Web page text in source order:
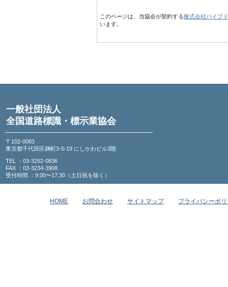
このページは、当協会が契約する株式会社パイプ
います。
一般社団法人
全国道路標識・標示業協会
〒102-0083
東京都千代田区麹町3-5-19 にしかわビル3階
TEL ：03-3262-0836
FAX ：03-3234-3908
受付時間 ：9:00〜17:30（土日祝を除く）
HOME お問合わせ サイトマップ プライバシーポ